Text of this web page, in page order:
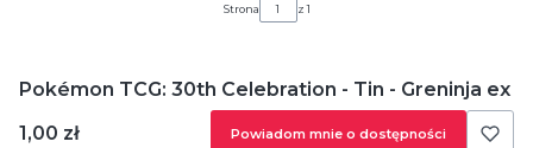
Strona z 1
Pokémon TCG: 30th Celebration - Tin - Greninja ex
Cena
1,00 zł Powiadom mnie o dostępności